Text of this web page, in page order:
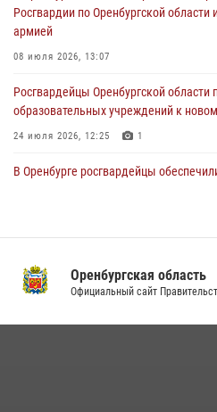
проведён рейд по строительным
23 июля 2026, 10:47
Росгвардии по Оренбургской
армией
08 июля 2026, 13:07
Росгвардейцы Оренбургской области
образовательных учреждений к
24 июля 2026, 12:25 1
В Оренбурге росгвардейцы
08 июля 2026, 12:58 4
Оренбургская область
Официальный сайт